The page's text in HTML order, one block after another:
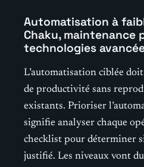
Automatisation à
Chaku, maintenance
technologies
L’automatisation ciblée
de productivité sans
existants. Prioriser
signifie analyser chaque
checklist pour déterminer
justifié. Les niveaux vont